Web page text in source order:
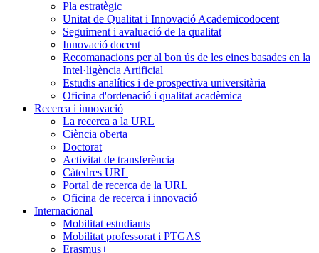
Pla estratègic
Unitat de Qualitat i Innovació Academicodocent
Seguiment i avaluació de la qualitat
Innovació docent
Recomanacions per al bon ús de les eines basades en la
Intel·ligència Artificial
Estudis analítics i de prospectiva universitària
Oficina d'ordenació i qualitat acadèmica
Recerca i innovació
La recerca a la URL
Ciència oberta
Doctorat
Activitat de transferència
Càtedres URL
Portal de recerca de la URL
Oficina de recerca i innovació
Internacional
Mobilitat estudiants
Mobilitat professorat i PTGAS
Erasmus+